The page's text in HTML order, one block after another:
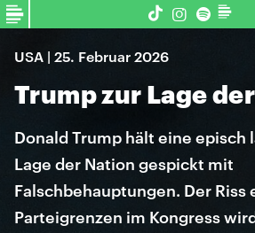
USA | 25. Februar 2026
Trump zur Lage
Donald Trump hält eine episch
Lage der Nation gespickt mit
Falschbehauptungen. Der Riss
Parteigrenzen im Kongress